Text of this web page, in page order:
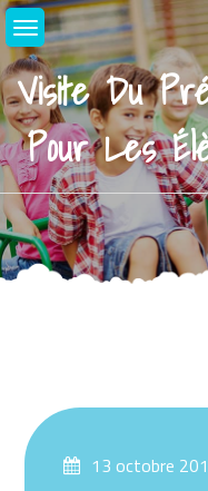
Skip
to
content
Visite Du
Pour Les
Posted13 octobre